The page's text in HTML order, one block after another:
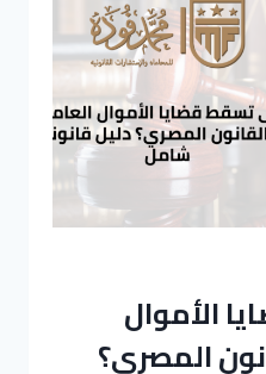
الأموال
المصري؟